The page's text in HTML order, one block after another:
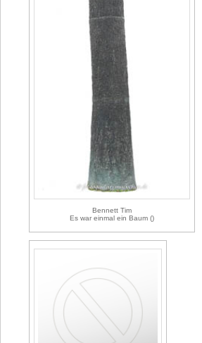
Bennett Tim
Es war einmal ein Baum ()